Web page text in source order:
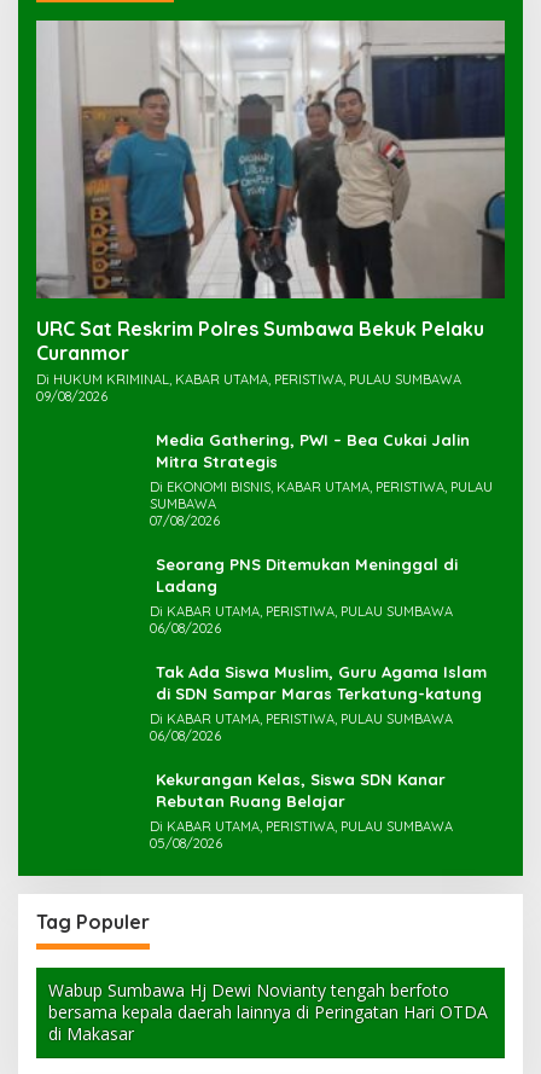
URC Sat Reskrim Polres Sumbawa Bekuk Pelaku
Di HUKUM KRIMINAL, KABAR UTAMA, PERISTIWA, PULAU SUMBAWA
09/08/2026
Media Gathering, PWI – Bea Cukai Jalin
Mitra Strategis
Di EKONOMI BISNIS, KABAR UTAMA, PERISTIWA, PULAU
SUMBAWA
07/08/2026
Seorang PNS Ditemukan Meninggal di
Ladang
Di KABAR UTAMA, PERISTIWA, PULAU SUMBAWA
06/08/2026
Tak Ada Siswa Muslim, Guru Agama Islam
di SDN Sampar Maras Terkatung-katung ‎
Di KABAR UTAMA, PERISTIWA, PULAU SUMBAWA
06/08/2026
Kekurangan Kelas, Siswa SDN Kanar
Rebutan Ruang Belajar
Di KABAR UTAMA, PERISTIWA, PULAU SUMBAWA
05/08/2026
Tag Populer
Wabup Sumbawa Hj Dewi Novianty tengah berfoto
bersama kepala daerah lainnya di Peringatan Hari OTDA
di Makasar